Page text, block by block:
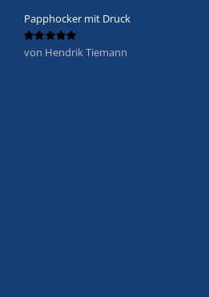
Papphocker mit Druck
Bewertet
von Hendrik Tiemann